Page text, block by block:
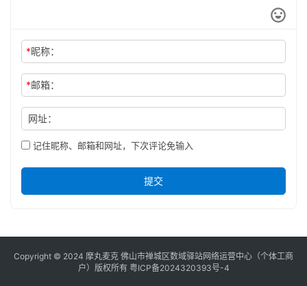
*昵称：
*邮箱：
网址：
记住昵称、邮箱和网址，下次评论免输入
提交
Copyright © 2024 摩丸麦克 佛山市禅城区数域驿站网络运营中心（个体工商
户）版权所有 粤ICP备2024320393号-4